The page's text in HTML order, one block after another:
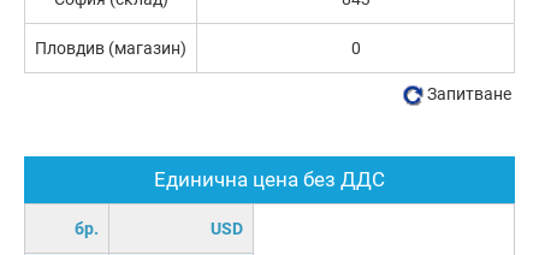
Единична цена без ДДС
бр. USD
Пловдив (магазин) 0
Запитване